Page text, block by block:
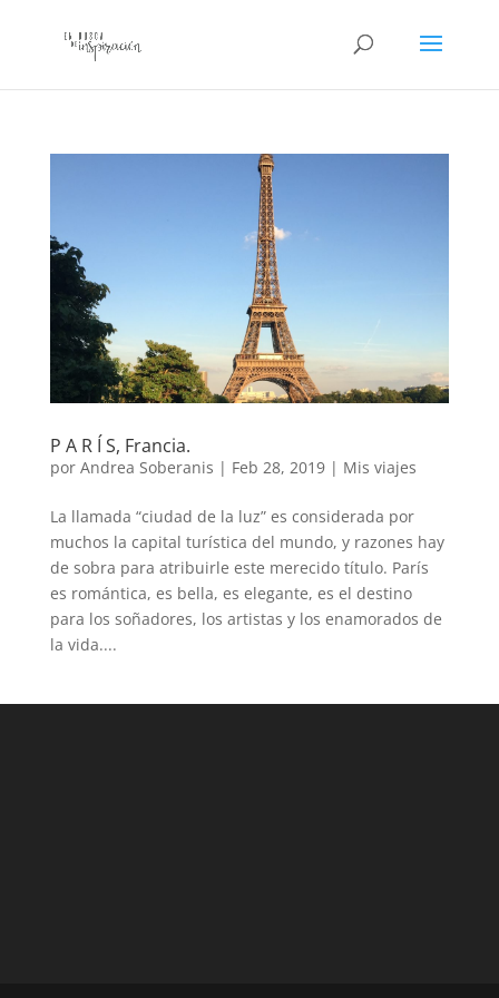
P A R Í S, Francia.
por Andrea Soberanis | Feb 28, 2019| Mis viajes
La llamada “ciudad de la luz” es considerada por
muchos la capital turística del mundo, y razones hay
de sobra para atribuirle este merecido título. París
es romántica, es bella, es elegante, es el destino
para los soñadores, los artistas y los enamorados de
la vida....